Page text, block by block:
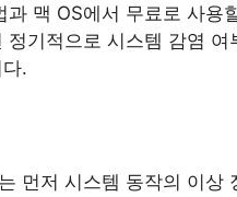
맥 OS에서 무료로 사용
기적으로 시스템 감염
.
먼저 시스템 동작의 이상